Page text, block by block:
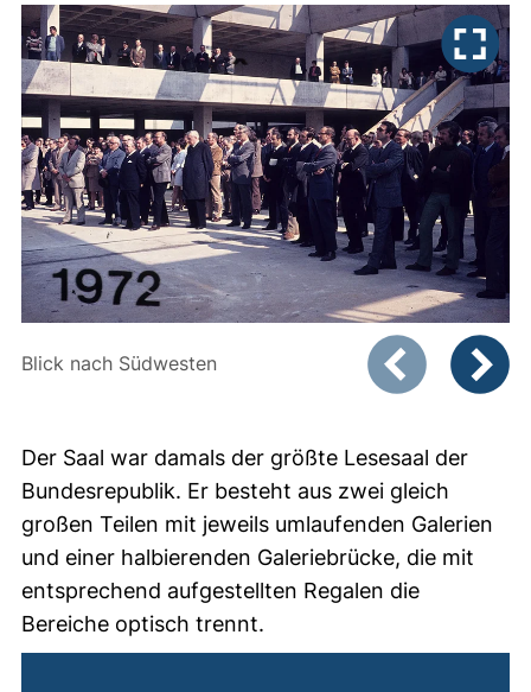
Blick nach Südwesten
Zeigt Folie 1
Der Saal war damals der größte Lesesaal der
Bundesrepublik. Er besteht aus zwei gleich
großen Teilen mit jeweils umlaufenden Galerien
und einer halbierenden Galeriebrücke, die mit
entsprechend aufgestellten Regalen die
Bereiche optisch trennt.